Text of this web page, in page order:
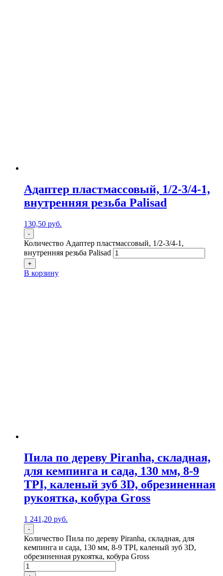
Адаптер пластмассовый, 1/2-3/4-1,
внутренняя резьба Palisad
130,50 руб.
-
Количество Адаптер пластмассовый, 1/2-3/4-1,
внутренняя резьба Palisad
+
В корзину
Пила по дереву Piranha, складная,
для кемпинга и сада, 130 мм, 8-9
TPI, каленый зуб 3D, обрезиненная
рукоятка, кобура Gross
1 241,20 руб.
-
Количество Пила по дереву Piranha, складная, для
кемпинга и сада, 130 мм, 8-9 TPI, каленый зуб 3D,
обрезиненная рукоятка, кобура Gross